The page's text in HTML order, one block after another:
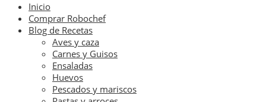
Inicio
Comprar Robochef
Blog de Recetas
Aves y caza
Carnes y Guisos
Ensaladas
Huevos
Pescados y mariscos